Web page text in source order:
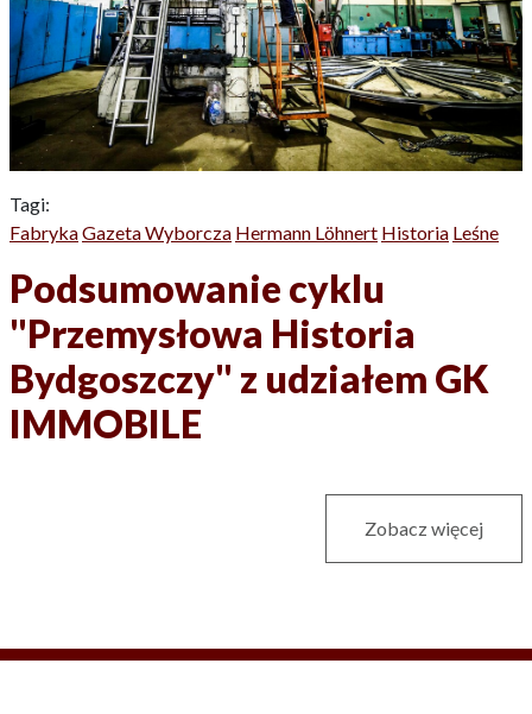
Tagi:
FabrykaGazeta Wyborcza Hermann Löhnert Historia Leśne
Podsumowanie cyklu
"Przemysłowa Historia
Bydgoszczy" z udziałem GK
IMMOBILE
Zobacz więcej